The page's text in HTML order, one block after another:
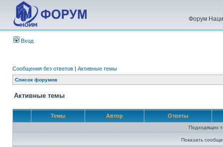
Форум
Вход
Сообщения без ответов | Активные темы
Список форумов
Активные темы
Темы Автор Ответы
Подходящих
Показать